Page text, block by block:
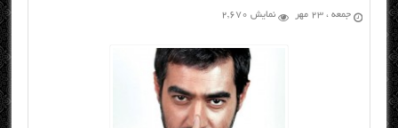
جمعه ، ۲۳ مهر نمایش 2,670